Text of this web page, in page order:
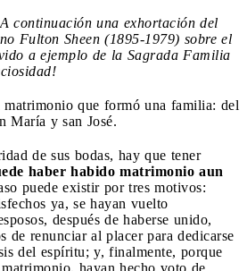
A continuación una exhortación del
Fulton Sheen (1895-1979) sobre el
a ejemplo de la Sagrada Familia
matrimonio que formó una familia: del
María y san José.
de sus bodas, hay que tener
haber habido matrimonio aun
puede existir por tres motivos:
ya, se hayan vuelto
después de haberse unido,
de renunciar al placer para dedicarse
del espíritu; y, finalmente, porque
hayan hecho voto de